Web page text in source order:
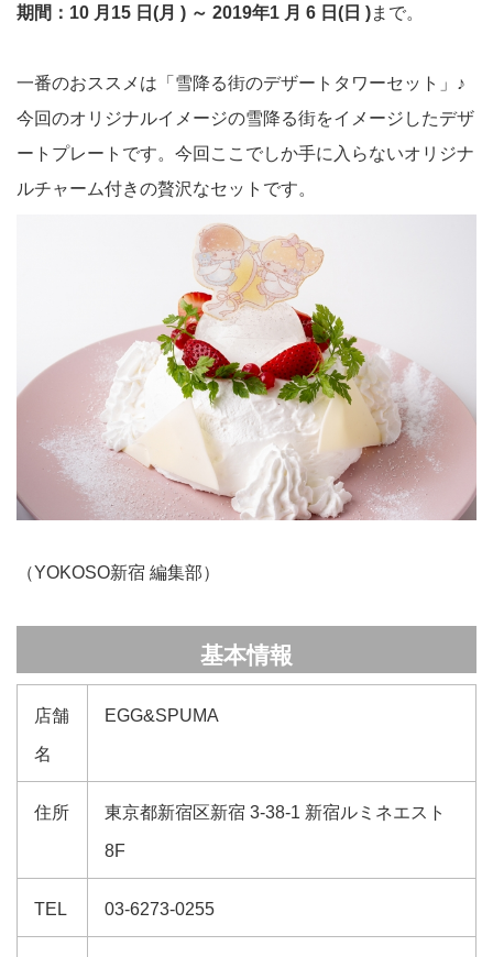
期間：10 月15 日(月 ) ～ 2019年1 月 6 日(日 )まで。
一番のおススメは「雪降る街のデザートタワーセット」♪
今回のオリジナルイメージの雪降る街をイメージしたデザ
ートプレートです。今回ここでしか手に入らないオリジナ
ルチャーム付きの贅沢なセットです。
（YOKOSO新宿 編集部）
基本情報
店舗
名
EGG&SPUMA
住所 東京都新宿区新宿 3-38-1 新宿ルミネエスト
8F
TEL 03-6273-0255